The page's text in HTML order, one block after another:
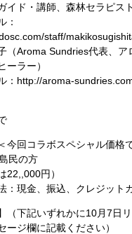
イド・講師、森林セラピス
：
staff/
（Aroma Sundries代表、ア
ーラー）
：http://aroma-
今回コラボスペシャル価格
民の方
22,,000円）
：現金、振込、クレジット
（下記いずれかに10月7日
ージ欄に記載ください）